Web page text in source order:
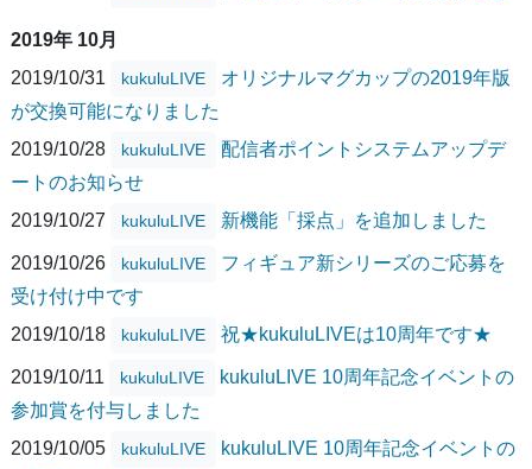
2019年 10月
2019/10/31
kukuluLIVE
オリジナルマグカップの2019年版
が交換可能になりました
2019/10/28
kukuluLIVE
配信者ポイントシステムアップデ
ートのお知らせ
2019/10/27
kukuluLIVE 新機能「採点」を追加しました
2019/10/26 kukuluLIVE
フィギュア新シリーズのご応募を
受け付け中です
2019/10/18
kukuluLIVE 祝★kukuluLIVEは10周年です★
2019/10/11 kukuluLIVE
kukuluLIVE 10周年記念イベントの
参加賞を付与しました
2019/10/05
kukuluLIVE
kukuluLIVE 10周年記念イベントの